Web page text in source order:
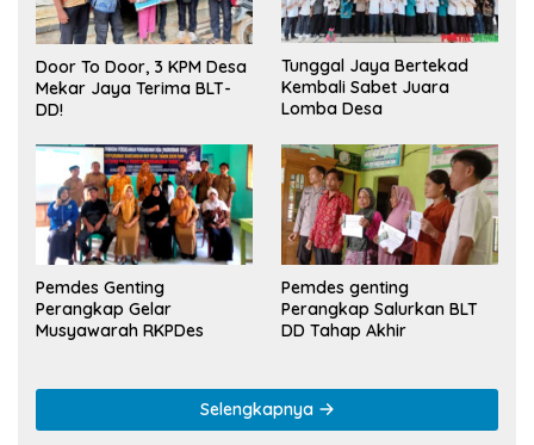
Door To Door, 3 KPM Desa
Mekar Jaya Terima BLT-
DD!
Tunggal Jaya Bertekad
Kembali Sabet Juara
Lomba Desa
Pemdes Genting
Perangkap Gelar
Musyawarah RKPDes
Pemdes genting
Perangkap Salurkan BLT
DD Tahap Akhir
Selengkapnya